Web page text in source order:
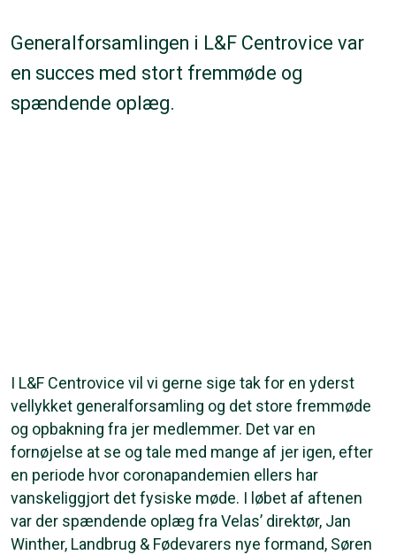
Generalforsamlingen i L&F Centrovice var
en succes med stort fremmøde og
spændende oplæg.
I L&F Centrovice vil vi gerne sige tak for en yderst
vellykket generalforsamling og det store fremmøde
og opbakning fra jer medlemmer. Det var en
fornøjelse at se og tale med mange af jer igen, efter
en periode hvor coronapandemien ellers har
vanskeliggjort det fysiske møde. I løbet af aftenen
var der spændende oplæg fra Velas’ direktør, Jan
Winther, Landbrug & Fødevarers nye formand, Søren